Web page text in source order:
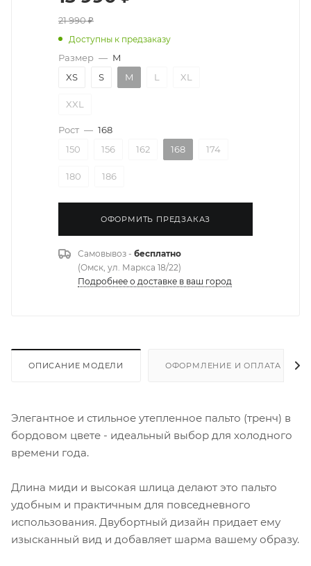
21 990₽
Доступны к предзаказу
Размер — M
XS
S M L XL
XXL
Рост — 168
150
156 162 168 174
180 186
ОФОРМИТЬ ПРЕДЗАКАЗ
Самовывоз - бесплатно
(Омск, ул. Маркса 18/22)
Подробнее о доставке в ваш город
ОПИСАНИЕ МОДЕЛИ ОФОРМЛЕНИЕ И ОПЛАТА
Элегантное и стильное утепленное пальто (тренч) в
бордовом цвете - идеальный выбор для холодного
времени года.
Длина миди и высокая шлица делают это пальто
удобным и практичным для повседневного
использования. Двубортный дизайн придает ему
изысканный вид и добавляет шарма вашему образу.